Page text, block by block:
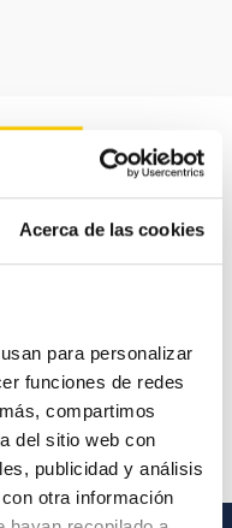
Acerca de las cookies
para personalizar
funciones de redes
compartimos
del sitio web con
publicidad y análisis
otra información